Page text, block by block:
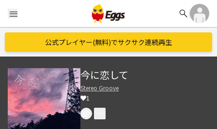
menu search
公式プレイヤー(無料)でサクサク連続再生
今に恋して
Stereo Groove
1